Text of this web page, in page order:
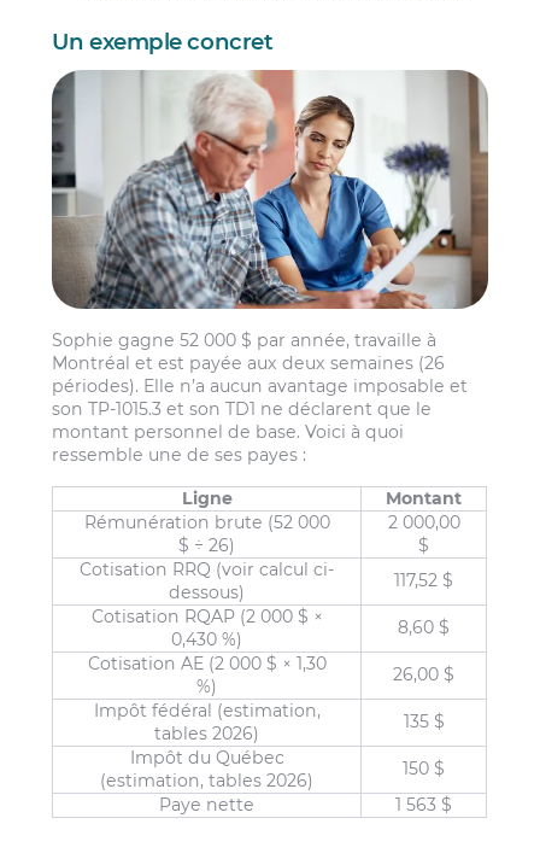
Un exemple concret
Sophie gagne 52 000 $ par année, travaille à
Montréal et est payée aux deux semaines (26
périodes). Elle n’a aucun avantage imposable et
son TP-1015.3 et son TD1 ne déclarent que le
montant personnel de base. Voici à quoi
ressemble une de ses payes :
Ligne
Montant
Rémunération brute (52 000
$ ÷ 26)
2 000,00
$
Cotisation RRQ (voir calcul ci-
dessous)
117,52 $
Cotisation RQAP (2 000 $ ×
0,430 %)
8,60 $
Cotisation AE (2 000 $ × 1,30
%)
26,00 $
Impôt fédéral (estimation,
tables 2026)
135 $
Impôt du Québec
(estimation, tables 2026)
150 $
Paye nette
1 563 $